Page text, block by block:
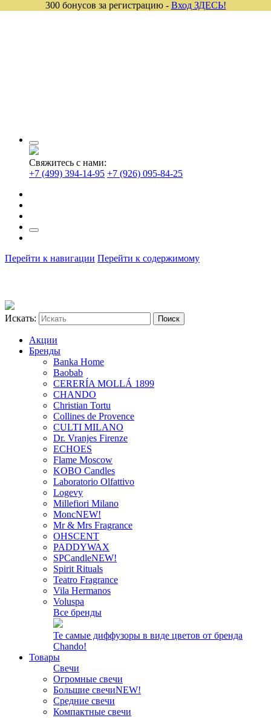
Свяжитесь с нами:
+7 (499) 394-14-95 +7 (926) 095-84-25
Перейти к навигации Перейти к содержимому
Искать:
Акции
Бренды
Banka Home
Baobab
CERERÍA MOLLÁ 1899
CHANDO
Christian Tortu
Collines de Provence
CULTI MILANO
Dr. Vranjes Firenze
ECHOES
Flame Moscow
KOBO Candles
Laboratorio Olfattivo
Logevy
Millefiori Milano
MoncNEW!
Mr & Mrs Fragrance
OHSCENT
PADDYWAX
SPCandleNEW!
Spirit Rituals
Teatro Fragrance
Vila Hermanos
Voluspa
Все бренды
Те самые диффузоры в виде цветов от бренда
Chando!
Товары
Свечи
Огромные свечи
Большие свечиNEW!
Средние свечи
Компактные свечи
300 бонусов за регистрацию - Вход ЗДЕСЬ!